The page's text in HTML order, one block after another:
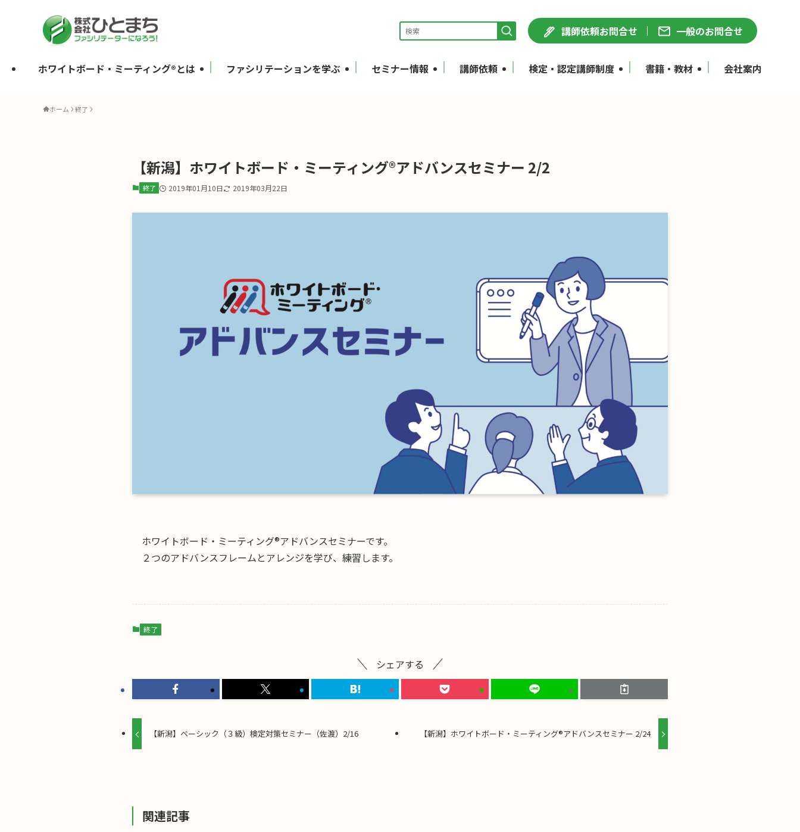
講師依頼お問合せ 一般のお問合せ
ホワイトボード・ミーティング®とは ファシリテーションを学ぶ セミナー情報 講師依頼 検定・認定講師制度 書籍・教材 会社案内
ホーム 終了
【新潟】ホワイトボード・ミーティング®アドバンスセミナー 2/2
終了 2019年01月10日 2019年03月22日
ホワイトボード・ミーティング®アドバンスセミナーです。
２つのアドバンスフレームとアレンジを学び、練習します。
終了
シェアする
【新潟】ベーシック（３級）検定対策セミナー（佐渡）2/16 【新潟】ホワイトボード・ミーティング®アドバンスセミナー 2/24
関連記事